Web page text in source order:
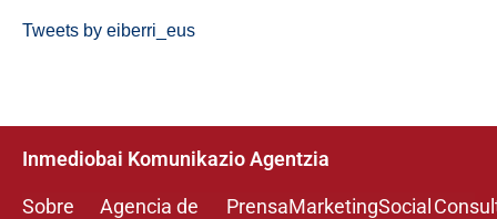
Tweets by eiberri_eus
Inmediobai Komunikazio Agentzia
Sobre
Agencia de
PrensaMarketingSocial